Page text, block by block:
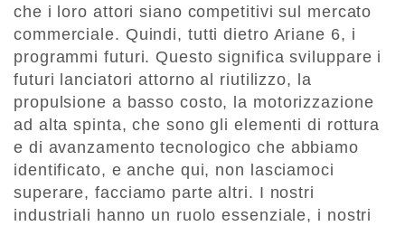
che i loro attori siano competitivi sul mercato
commerciale. Quindi, tutti dietro Ariane 6, i
programmi futuri. Questo significa sviluppare i
futuri lanciatori attorno al riutilizzo, la
propulsione a basso costo, la motorizzazione
ad alta spinta, che sono gli elementi di rottura
e di avanzamento tecnologico che abbiamo
identificato, e anche qui, non lasciamoci
superare, facciamo parte altri. I nostri
industriali hanno un ruolo essenziale, i nostri